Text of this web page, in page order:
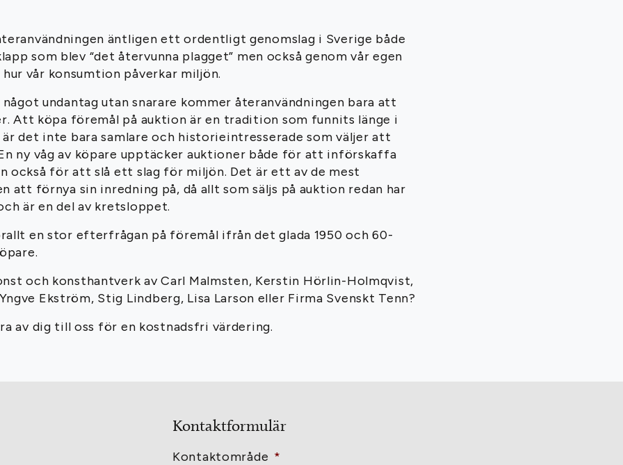
äntligen ett ordentligt genomslag i Sverige både
som blev “det återvunna plagget” men också genom vår egen
vår konsumtion påverkar miljön.
undantag utan snarare kommer återanvändningen bara att
Att köpa föremål på auktion är en tradition som funnits länge i
är det inte bara samlare och historieintresserade som väljer att
ny våg av köpare upptäcker auktioner både för att införskaffa
också för att slå ett slag för miljön. Det är ett av de mest
att förnya sin inredning på, då allt som säljs på auktion redan har
är en del av kretsloppet.
en stor efterfrågan på föremål ifrån det glada 1950 och 60-
och konsthantverk av Carl Malmsten, Kerstin Hörlin-Holmqvist,
Ekström, Stig Lindberg, Lisa Larson eller Firma Svenskt Tenn?
av dig till oss för en kostnadsfri värdering.
Kontaktformulär
Kontaktområde *